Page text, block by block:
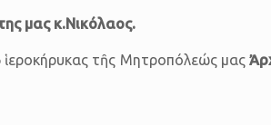
μας κ.Νικόλαος.
ἱεροκήρυκας τῆς Μητροπόλεώς μας